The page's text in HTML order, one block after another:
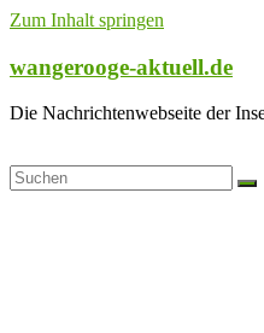
Zum Inhalt springen
wangerooge-aktuell.de
Die Nachrichtenwebseite der